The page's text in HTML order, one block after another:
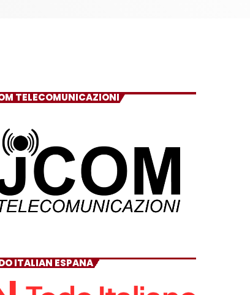
TELECOMUNICAZIONI
ITALIAN ESPANA